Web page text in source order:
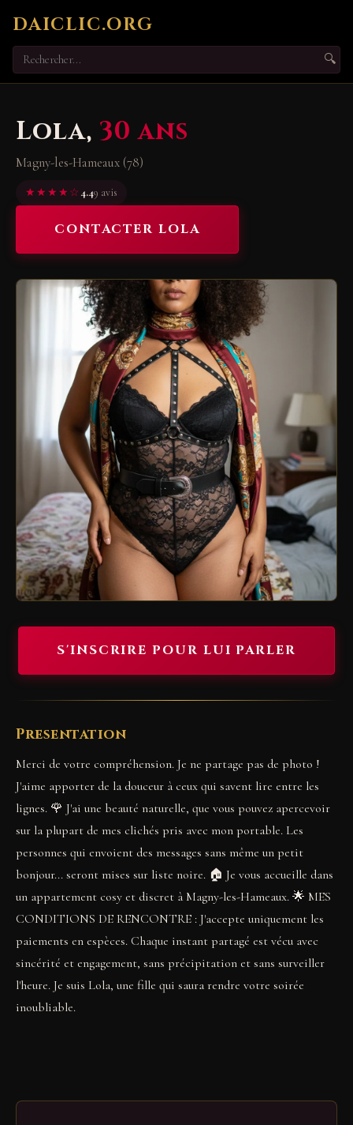
DAICLIC.ORG
🔍
Lola, 30 ans
Magny-les-Hameaux (78)
★★★★☆ 4.49 avis
CONTACTER LOLA
S'INSCRIRE POUR LUI PARLER
Presentation
Merci de votre compréhension. Je ne partage pas de photo !
J'aime apporter de la douceur à ceux qui savent lire entre les
lignes. 🌹 J'ai une beauté naturelle, que vous pouvez apercevoir
sur la plupart de mes clichés pris avec mon portable. Les
personnes qui envoient des messages sans même un petit
bonjour... seront mises sur liste noire. 🏠 Je vous accueille dans
un appartement cosy et discret à Magny-les-Hameaux. 🌟 MES
CONDITIONS DE RENCONTRE : J'accepte uniquement les
paiements en espèces. Chaque instant partagé est vécu avec
sincérité et engagement, sans précipitation et sans surveiller
l'heure. Je suis Lola, une fille qui saura rendre votre soirée
inoubliable.